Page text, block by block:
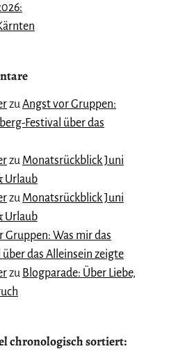
zuAngst vor Gruppen:
Festival über das
zu Monatsrückblick Juni
Urlaub
zu Monatsrückblick Juni
Urlaub
Gruppen: Was mir das
das Alleinsein zeigte
zu Blogparade: Über Liebe,
chronologisch sortiert: